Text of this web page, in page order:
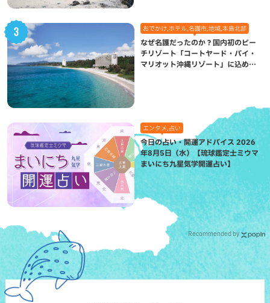
おでかけ,ホテル,名護市,地域,本島北部
なぜ名護だったのか？国内初のビー
チリゾート「コートヤード・バイ・
マリオット沖縄リゾート」に込めら
エンタメ,占い
今日の占い・開運アドバイス 2026
年8月5日（水）【琉球鑑定士ミウマ
まいにち九星気学開運占い】
Recommended by